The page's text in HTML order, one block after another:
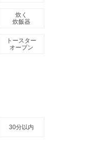
炊く
炊飯器
トースター
オーブン
30分以内